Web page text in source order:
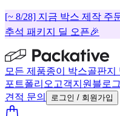
[~ 8/28] 지금 박스 제작 주
추석 패키지 딜 오픈🎉
모든 제품종이 박스골판지
포트폴리오 고객지원 블로그
견적 문의
로그인 / 회원가입